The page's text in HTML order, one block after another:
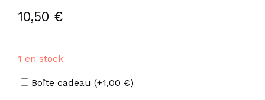
10,50 €
1 en stock
Options
Boîte cadeau (+1,00 €)